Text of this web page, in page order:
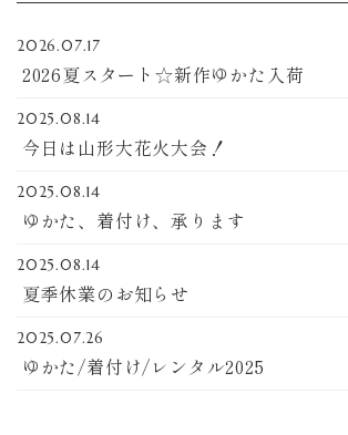
2026.07.17
2026夏スタート☆新作ゆかた入荷
2025.08.14
今日は山形大花火大会！
2025.08.14
ゆかた、着付け、承ります
2025.08.14
夏季休業のお知らせ
2025.07.26
ゆかた/着付け/レンタル2025